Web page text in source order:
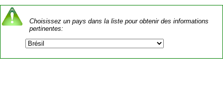
Choisissez un pays dans la liste pour obtenir des informations
pertinentes: